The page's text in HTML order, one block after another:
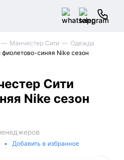
Манчестер Сити
Одежда
синяя Nike сезон
Сити
Nike сезон
• Добавить в избранное